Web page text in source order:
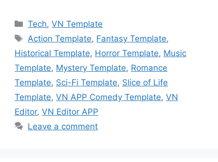
Categories
Tech,VN Template
Tags
Action Template, Fantasy Template,
Historical Template, Horror Template, Music
Template, Mystery Template, Romance
Template, Sci-Fi Template, Slice of Life
Template, VN APP Comedy Template, VN
Editor, VN Editor APP
Leave a comment